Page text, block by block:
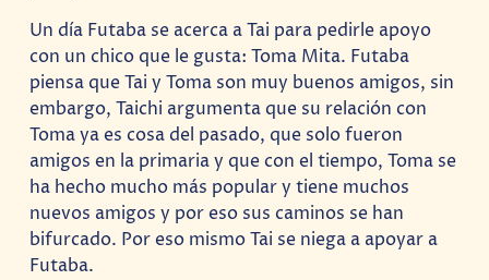
Un día Futaba se acerca a Tai para pedirle apoyo
con un chico que le gusta: Toma Mita. Futaba
piensa que Tai y Toma son muy buenos amigos, sin
embargo, Taichi argumenta que su relación con
Toma ya es cosa del pasado, que solo fueron
amigos en la primaria y que con el tiempo, Toma se
ha hecho mucho más popular y tiene muchos
nuevos amigos y por eso sus caminos se han
bifurcado. Por eso mismo Tai se niega a apoyar a
Futaba.